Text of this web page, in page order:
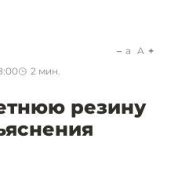
2 мин.
a A
резину